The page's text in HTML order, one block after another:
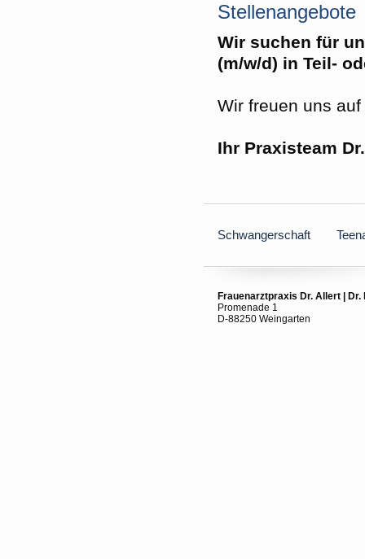
Stellenangebote
Wir suchen für
(m/w/d) in Teil-
Wir freuen uns
Ihr Praxisteam
Schwangerschaft
Frauenarztpraxis Dr. Allert
Dr.
Promenade 1
D-88250 Weingarten